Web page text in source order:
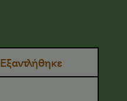
Εξαντλήθηκε